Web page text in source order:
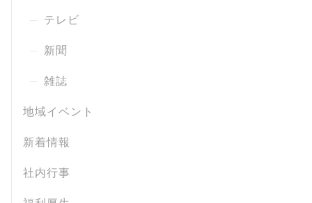
テレビ
新聞
雑誌
地域イベント
新着情報
社内行事